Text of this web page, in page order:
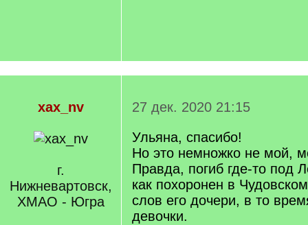
xax_nv
г.
Нижневартовск,
ХМАО - Югра
27 дек. 2020 21:15
Ульяна, спасибо!
Но это немножко не мой,
Правда, погиб где-то под
как похоронен в
слов его дочери, в то
девочки.